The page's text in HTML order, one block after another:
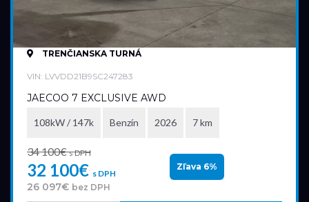
TRENČIANSKA TURNÁ
VIN: LVVDD21B9SC247283
JAECOO 7 EXCLUSIVE AWD
108kW / 147k Benzín 2026 7 km
34 100€s DPH
32 100€ s DPH
26 097€ bez DPH
Zľava 6%